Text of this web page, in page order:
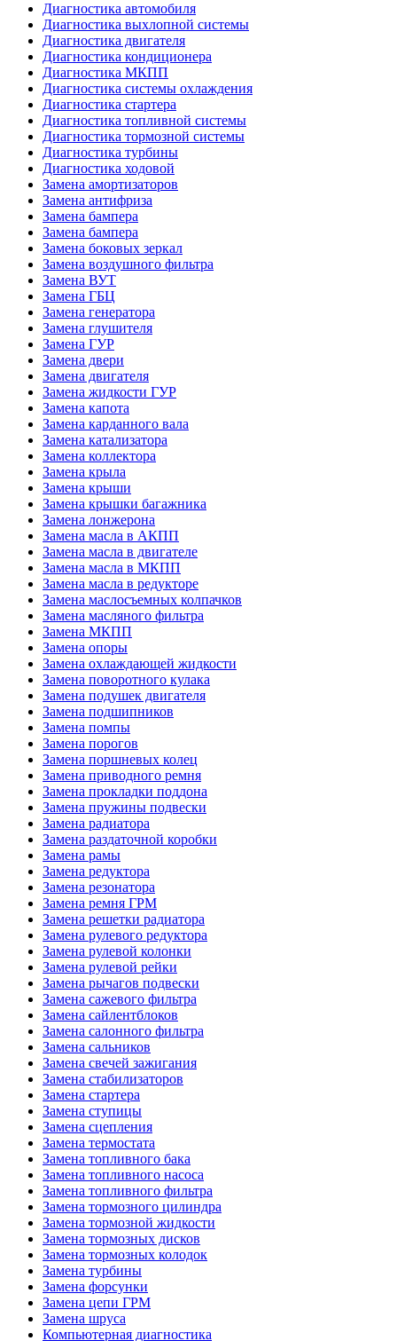
Диагностика автомобиля
Диагностика выхлопной системы
Диагностика двигателя
Диагностика кондиционера
Диагностика МКПП
Диагностика системы охлаждения
Диагностика стартера
Диагностика топливной системы
Диагностика тормозной системы
Диагностика турбины
Диагностика ходовой
Замена амортизаторов
Замена антифриза
Замена бампера
Замена бампера
Замена боковых зеркал
Замена воздушного фильтра
Замена ВУТ
Замена ГБЦ
Замена генератора
Замена глушителя
Замена ГУР
Замена двери
Замена двигателя
Замена жидкости ГУР
Замена капота
Замена карданного вала
Замена катализатора
Замена коллектора
Замена крыла
Замена крыши
Замена крышки багажника
Замена лонжерона
Замена масла в АКПП
Замена масла в двигателе
Замена масла в МКПП
Замена масла в редукторе
Замена маслосъемных колпачков
Замена масляного фильтра
Замена МКПП
Замена опоры
Замена охлаждающей жидкости
Замена поворотного кулака
Замена подушек двигателя
Замена подшипников
Замена помпы
Замена порогов
Замена поршневых колец
Замена приводного ремня
Замена прокладки поддона
Замена пружины подвески
Замена радиатора
Замена раздаточной коробки
Замена рамы
Замена редуктора
Замена резонатора
Замена ремня ГРМ
Замена решетки радиатора
Замена рулевого редуктора
Замена рулевой колонки
Замена рулевой рейки
Замена рычагов подвески
Замена сажевого фильтра
Замена сайлентблоков
Замена салонного фильтра
Замена сальников
Замена свечей зажигания
Замена стабилизаторов
Замена стартера
Замена ступицы
Замена сцепления
Замена термостата
Замена топливного бака
Замена топливного насоса
Замена топливного фильтра
Замена тормозного цилиндра
Замена тормозной жидкости
Замена тормозных дисков
Замена тормозных колодок
Замена турбины
Замена форсунки
Замена цепи ГРМ
Замена шруса
Компьютерная диагностика